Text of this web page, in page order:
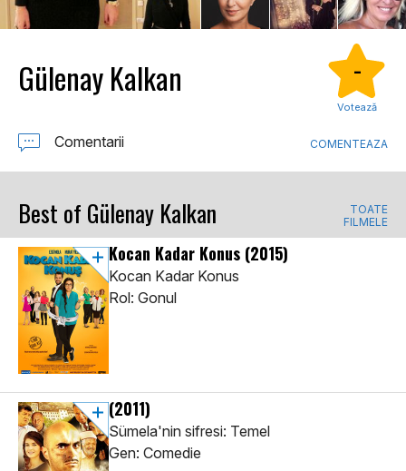
Gülenay Kalkan -
Votează
Comentarii COMENTEAZA
Best of Gülenay Kalkan
TOATE
FILMELE
Kocan Kadar Konus (2015)
Kocan Kadar Konus
Rol: Gonul
(2011)
Sümela'nin sifresi: Temel
Gen: Comedie